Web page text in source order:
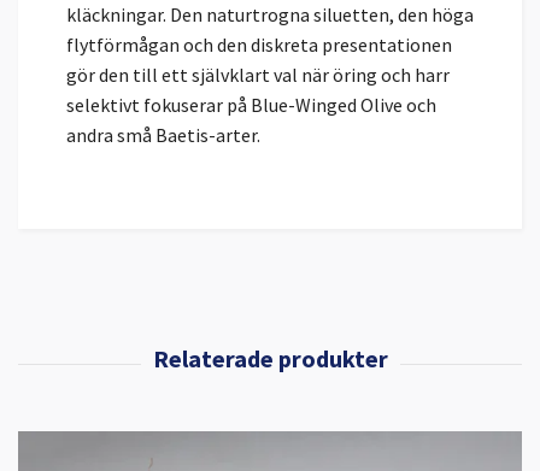
kläckningar. Den naturtrogna siluetten, den höga
flytförmågan och den diskreta presentationen
gör den till ett självklart val när öring och harr
selektivt fokuserar på Blue-Winged Olive och
andra små Baetis-arter.